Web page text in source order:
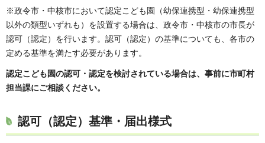
※政令市・中核市において認定こども園（幼保連携型・幼保連携型
以外の類型いずれも）を設置する場合は、政令市・中核市の市長が
認可（認定）を行います。認可（認定）の基準についても、各市の
定める基準を満たす必要があります。
認定こども園の認可・認定を検討されている場合は、事前に市町村
担当課にご相談ください。
認可（認定）基準・届出様式